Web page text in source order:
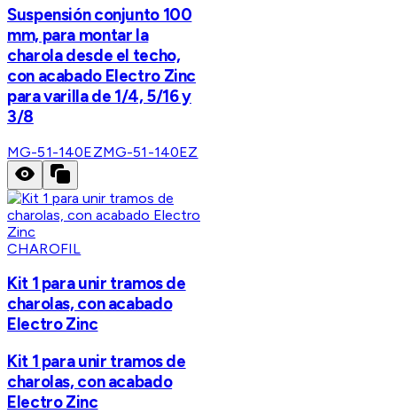
Suspensión conjunto 100
mm, para montar la
charola desde el techo,
con acabado Electro Zinc
para varilla de 1/4, 5/16 y
3/8
MG-51-140EZMG-51-140EZ
CHAROFIL
Kit 1 para unir tramos de
charolas, con acabado
Electro Zinc
Kit 1 para unir tramos de
charolas, con acabado
Electro Zinc